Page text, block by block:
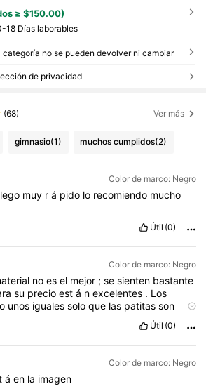
≥ $150.00)
18 Días laborables
categoría no se pueden devolver ni cambiar
de privacidad
(68) Ver más
gimnasio(1) muchos cumplidos(2)
Color de marco: Negro
muy r á pido lo recomiendo mucho
Útil (0)
Color de marco: Negro
no es el mejor ; se sienten bastante
su precioestá nexcelentes . Los
unos igualessoloque las patitasson
mucho
usarloscon
losestoyllevandoaunaóptica
repuestovan
Útil (0)
Color de marco: Negro
á en la imagen